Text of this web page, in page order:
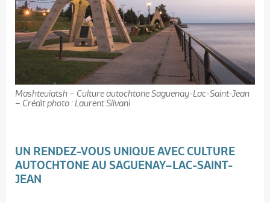
Mashteuiatsh – Culture autochtone Saguenay-Lac-Saint-Jean
– Crédit photo : Laurent Silvani
UN RENDEZ-VOUS UNIQUE AVEC CULTURE
AUTOCHTONE AU SAGUENAY–LAC-SAINT-
JEAN